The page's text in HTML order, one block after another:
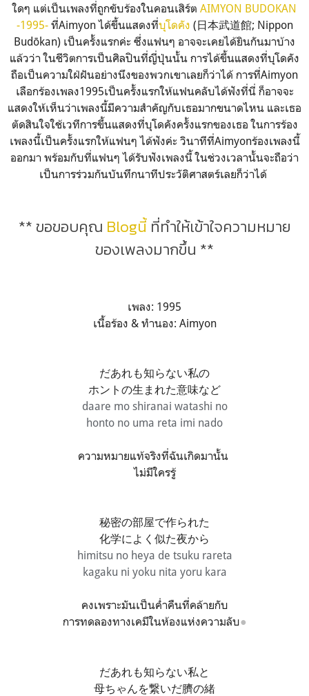
ใดๆ แต่เป็นเพลงที่ถูกขับร้องในคอนเสิร์ต AIMYON BUDOKAN
-1995-ที่Aimyon ได้ขึ้นแสดงที่บุโดคัง (日本武道館; Nippon
Budōkan) เป็นครั้งแรกค่ะ ซึ่งแฟนๆ อาจจะเคยได้ยินกันมาบ้าง
แล้วว่า ในชีวิตการเป็นศิลปินที่ญี่ปุ่นนั้น การได้ขึ้นแสดงที่บุโดคัง
ถือเป็นความใฝ่ฝันอย่างนึงของพวกเขาเลยก็ว่าได้ การที่Aimyon
เลือกร้องเพลง1995เป็นครั้งแรกให้แฟนคลับได้ฟังที่นี่ ก็อาจจะ
แสดงให้เห็นว่าเพลงนี้มีความสำคัญกับเธอมากขนาดไหน และเธอ
ตัดสินใจใช้เวทีการขึ้นแสดงที่บุโดคังครั้งแรกของเธอ ในการร้อง
เพลงนี้เป็นครั้งแรกให้แฟนๆ ได้ฟังค่ะ วินาทีที่Aimyonร้องเพลงนี้
ออกมา พร้อมกับที่แฟนๆ ได้รับฟังเพลงนี้ ในช่วงเวลานั้นจะถือว่า
เป็นการร่วมกันบันทึกนาทีประวัติศาสตร์เลยก็ว่าได้
** ขอขอบคุณ Blogนี้ที่ทำให้เข้าใจความหมาย
ของเพลงมากขึ้น **
เพลง: 1995
เนื้อร้อง & ทำนอง: Aimyon
だあれも知らない私の
ホントの生まれた意味など
daare mo shiranai watashi no
honto no uma reta imi nado
ความหมายแท้จริงที่ฉันเกิดมานั้น
ไม่มีใครรู้
秘密の部屋で作られた
化学によく似た夜から
himitsu no heya de tsuku rareta
kagaku ni yoku nita yoru kara
คงเพราะมันเป็นค่ำคืนที่คล้ายกับ
การทดลองทางเคมีในห้องแห่งความลับ●
だあれも知らない私と
母ちゃんを繋いだ臍の緒